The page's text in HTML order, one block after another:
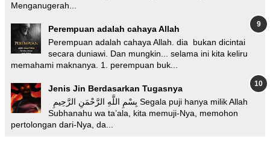
Menganugerah...
Perempuan adalah cahaya Allah
Perempuan adalah cahaya Allah. dia bukan dicintai
secara duniawi. Dan mungkin... selama ini kita keliru
memahami maknanya. 1. perempuan buk...
Jenis Jin Berdasarkan Tugasnya
Subhanahu wa ta’ala, kita memuji-Nya, memohon
pertolongan dari-Nya, da...